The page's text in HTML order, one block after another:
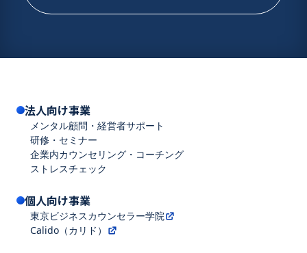
法人向け事業
メンタル顧問・経営者サポート
研修・セミナー
企業内カウンセリング・コーチング
ストレスチェック
個人向け事業
東京ビジネスカウンセラー学院
Calido（カリド）